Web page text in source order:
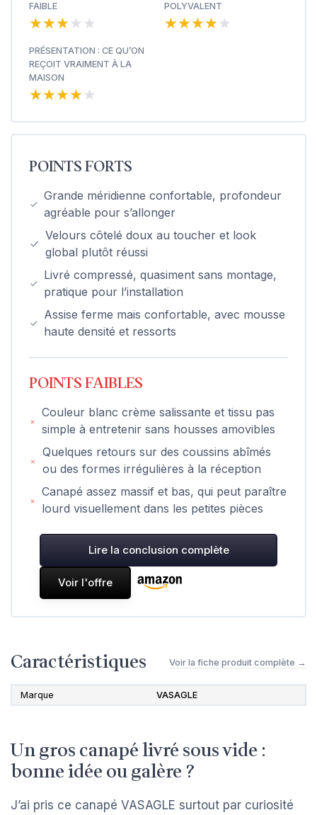
FAIBLE
★★★★★
★★★★★
POLYVALENT
★★★★★
★★★★★
PRÉSENTATION : CE QU’ON
REÇOIT VRAIMENT À LA
MAISON
★★★★★
★★★★★
POINTS FORTS
Grande méridienne confortable, profondeur
agréable pour s’allonger
Velours côtelé doux au toucher et look
global plutôt réussi
Livré compressé, quasiment sans montage,
pratique pour l’installation
Assise ferme mais confortable, avec mousse
haute densité et ressorts
POINTS FAIBLES
Couleur blanc crème salissante et tissu pas
simple à entretenir sans housses amovibles
Quelques retours sur des coussins abîmés
ou des formes irrégulières à la réception
Canapé assez massif et bas, qui peut paraître
lourd visuellement dans les petites pièces
Lire la conclusion complète
Voir l'offre
Caractéristiques Voir la fiche produit complète →
Marque VASAGLE
Un gros canapé livré sous vide :
bonne idée ou galère ?
J’ai pris ce canapé VASAGLE surtout par curiosité